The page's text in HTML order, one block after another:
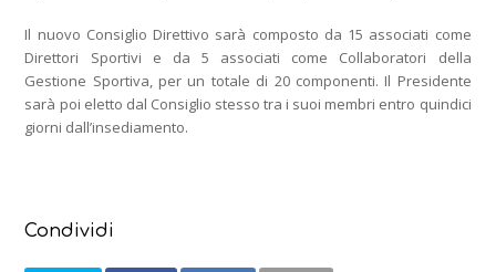
Il nuovo Consiglio Direttivo sarà composto da 15 associati come
Direttori Sportivi e da 5 associati come Collaboratori della
Gestione Sportiva, per un totale di 20 componenti. Il Presidente
sarà poi eletto dal Consiglio stesso tra i suoi membri entro quindici
giorni dall’insediamento.
Condividi